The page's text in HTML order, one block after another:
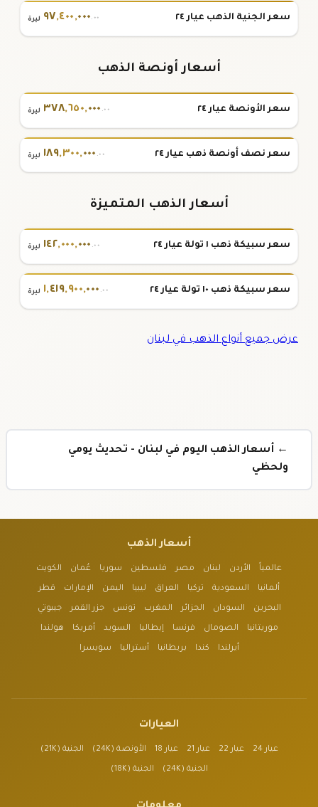
سعر الجنية الذهب عيار ٢٤ ٩٧,٤٠٠,٠٠٠.٠٠ ليرة
أسعار أونصة الذهب
سعر الأونصة عيار ٢٤ ٣٧٨,٦٥٠,٠٠٠ .٠٠ ليرة
سعر نصف أونصة ذهب عيار ٢٤ ١٨٩,٣٠٠,٠٠٠ .٠٠ ليرة
أسعار الذهب المتميزة
سعر سبيكة ذهب ١ تولة عيار ٢٤ ١٤٢,٠٠٠,٠٠٠ .٠٠ ليرة
سعر سبيكة ذهب ١٠ تولة عيار ٢٤ ١,٤١٩,٩٠٠,٠٠٠ .٠٠ ليرة
عرض جميع أنواع الذهب في لبنان
← أسعار الذهب اليوم في لبنان - تحديث يومي
ولحظي
أسعار الذهب
عالمياً الأردن لبنان مصر فلسطين سوريا عُمان الكويت
ألمانيا السعودية تركيا العراق ليبيا اليمن الإمارات قطر
البحرين السودان الجزائر المغرب تونس جزر القمر جيبوتي
موريتانيا الصومال فرنسا إيطاليا السويد أمريكا هولندا
أيرلندا كندا بريطانيا أستراليا سويسرا
العيارات
عيار 24 عيار 22 عيار 21 عيار 18 الأونصة (24K) الجنية (21K)
الجنية (24K) الجنية (18K)